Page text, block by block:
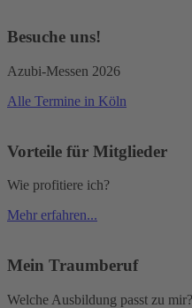
Besuche uns!
Azubi-Messen 2026
Alle Termine in Köln
Vorteile für Mitglieder
Wie profitiere ich?
Mehr erfahren...
Mein Traumberuf
Welche Ausbildung passt zu mir?